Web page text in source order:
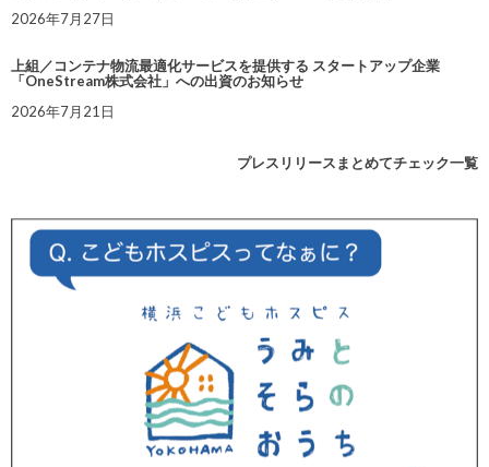
2026年7月27日
上組／コンテナ物流最適化サービスを提供する スタートアップ企業
「OneStream株式会社」への出資のお知らせ
2026年7月21日
プレスリリースまとめてチェック一覧